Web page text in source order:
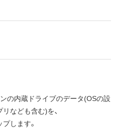
の内蔵ドライブのデータ(OSの設
なども含む)を、
します。